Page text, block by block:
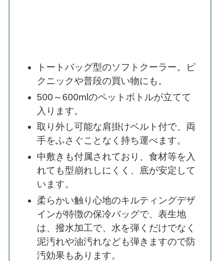
トートバッグ型のソフトクーラー。ピ
クニックや普段の買い物にも。
500～600mlのペットボトルが立てて
入ります。
取り外し可能な肩掛けベルト付で、両
手をふさぐことなく持ち運べます。
中敷きも付属されており、食材等を入
れても型崩れしにくく、底が安定して
います。
柔らかい触り心地のキルティングデザ
インが特徴の保冷バッグで、表生地
は、撥水加工で、水を弾くだけでなく
泥汚れや油汚れなども弾きますので防
汚効果もあります。